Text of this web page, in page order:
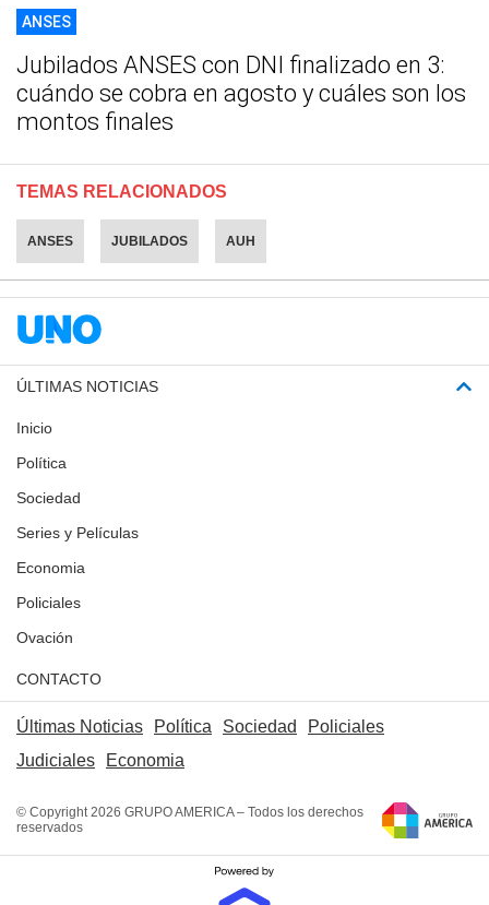
ANSES
Jubilados ANSES con DNI finalizado en 3:
cuándo se cobra en agosto y cuáles son los
montos finales
TEMAS RELACIONADOS
ANSES JUBILADOS AUH
ÚLTIMAS NOTICIAS
Inicio
Política
Sociedad
Series y Películas
Economia
Policiales
Ovación
CONTACTO
Últimas Noticias Política Sociedad
Policiales
Judiciales
Economia
© Copyright 2026 GRUPO AMERICA – Todos los derechos
reservados